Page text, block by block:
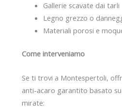
Gallerie scavate dai tarli
Legno grezzo o
Materiali porosi e
Come interveniamo
Se ti trovi a Montespertoli,
anti-acaro garantito basato
mirate: